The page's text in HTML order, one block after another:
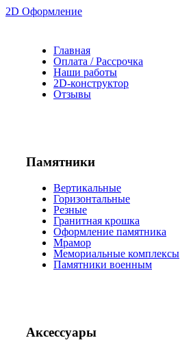
2D Оформление
Главная
Оплата / Рассрочка
Наши работы
2D-конструктор
Отзывы
Памятники
Вертикальные
Горизонтальные
Резные
Гранитная крошка
Оформление памятника
Мрамор
Мемориальные комплексы
Памятники военным
Аксессуары